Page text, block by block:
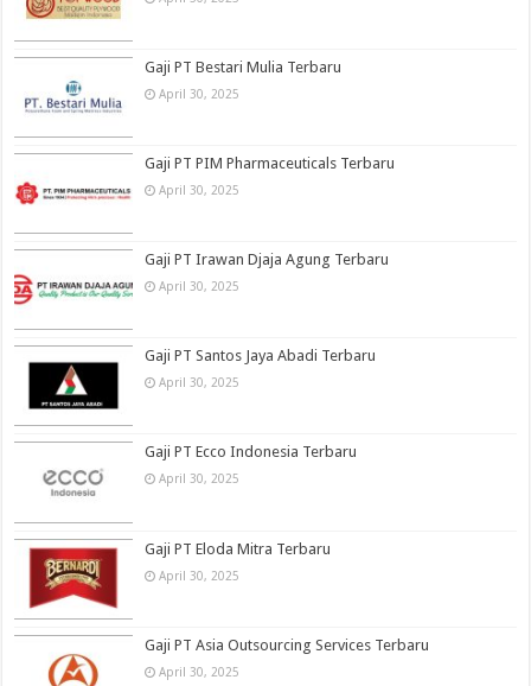
Gaji PT Bestari Mulia Terbaru
April 30, 2025
Gaji PT PIM Pharmaceuticals Terbaru
April 30, 2025
Gaji PT Irawan Djaja Agung Terbaru
April 30, 2025
Gaji PT Santos Jaya Abadi Terbaru
April 30, 2025
Gaji PT Ecco Indonesia Terbaru
April 30, 2025
Gaji PT Eloda Mitra Terbaru
April 30, 2025
Gaji PT Asia Outsourcing Services Terbaru
April 30, 2025